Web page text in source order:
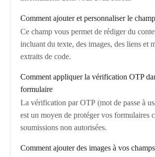
Comment ajouter et personnaliser le
Ce champ vous permet de rédiger du
incluant du texte, des images, des liens et
extraits de code.
Comment appliquer la vérification OTP
formulaire
La vérification par OTP (mot de passe à
est un moyen de protéger vos formulaires
soumissions non autorisées.
Comment ajouter des images à vos champs